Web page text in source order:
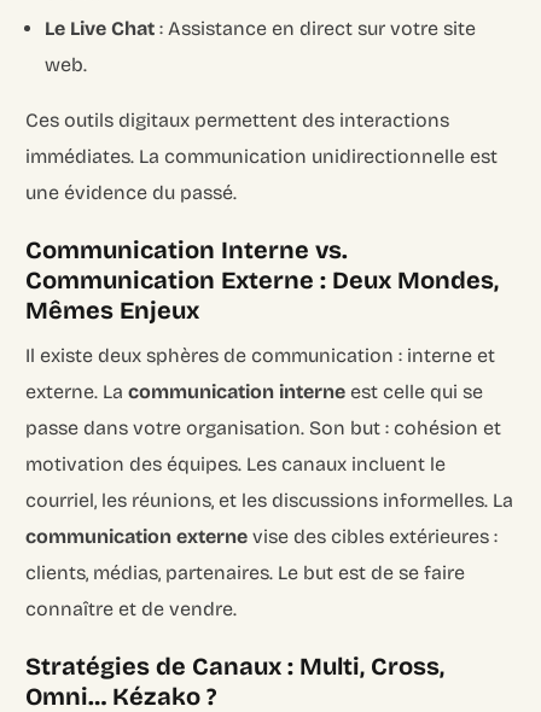
Le Live Chat : Assistance en direct sur votre site
web.
Ces outils digitaux permettent des interactions
immédiates. La communication unidirectionnelle est
une évidence du passé.
Communication Interne vs.
Communication Externe : Deux Mondes,
Mêmes Enjeux
Il existe deux sphères de communication : interne et
externe. Lacommunication interne est celle qui se
passe dans votre organisation. Son but : cohésion et
motivation des équipes. Les canaux incluent le
courriel, les réunions, et les discussions informelles. La
communication externe vise des cibles extérieures :
clients, médias, partenaires. Le but est de se faire
connaître et de vendre.
Stratégies de Canaux : Multi, Cross,
Omni… Kézako ?